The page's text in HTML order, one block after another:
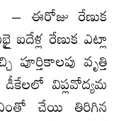
– ఈరోజు రేణుక
రేణుక ఎట్లా
వృత్తి
డీకేలలో విప్లవోద్యమ
చేయి తిరిగిన